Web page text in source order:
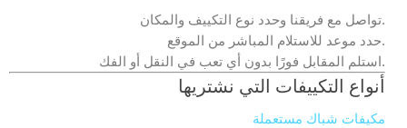
تواصل مع فريقنا وحدد نوع التكييف والمكان.
حدد موعد للاستلام المباشر من الموقع.
استلم المقابل فورًا بدون أي تعب في النقل أو الفك.
أنواع التكييفات التي نشتريها
مكيفات شباك مستعملة